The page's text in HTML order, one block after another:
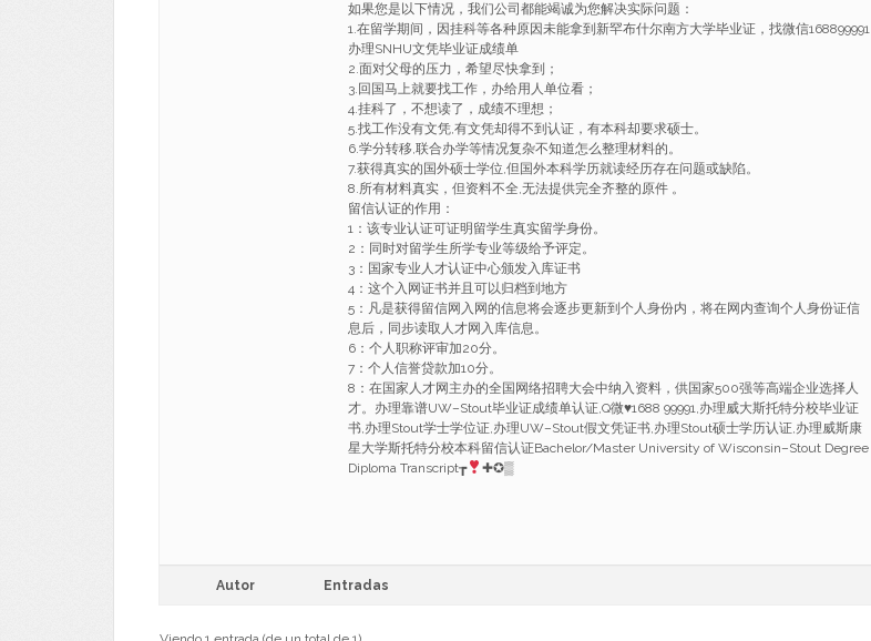
如果您是以下情况，我们公司都能竭诚为您解决实际问题：
1.在留学期间，因挂科等各种原因未能拿到新罕布什尔南方大学毕业证，找微信168899991
办理SNHU文凭毕业证成绩单
2.面对父母的压力，希望尽快拿到；
3.回国马上就要找工作，办给用人单位看；
4.挂科了，不想读了，成绩不理想；
5.找工作没有文凭,有文凭却得不到认证，有本科却要求硕士。
6.学分转移,联合办学等情况复杂不知道怎么整理材料的。
7.获得真实的国外硕士学位,但国外本科学历就读经历存在问题或缺陷。
8.所有材料真实，但资料不全,无法提供完全齐整的原件 。
留信认证的作用：
1：该专业认证可证明留学生真实留学身份。
2：同时对留学生所学专业等级给予评定。
3：国家专业人才认证中心颁发入库证书
4：这个入网证书并且可以归档到地方
5：凡是获得留信网入网的信息将会逐步更新到个人身份内，将在网内查询个人身份证信
息后，同步读取人才网入库信息。
6：个人职称评审加20分。
7：个人信誉贷款加10分。
8：在国家人才网主办的全国网络招聘大会中纳入资料，供国家500强等高端企业选择人
才。办理靠谱UW–Stout毕业证成绩单认证,Q微♥1688 99991,办理威大斯托特分校毕业证
书,办理Stout学士学位证,办理UW–Stout假文凭证书,办理Stout硕士学历认证,办理威斯康
星大学斯托特分校本科留信认证Bachelor/Master University of Wisconsin–Stout Degree
Diploma Transcript┲
✚✪▒
Autor Entradas